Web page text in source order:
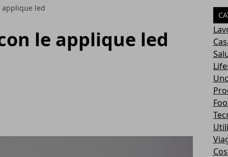
applique led
le applique led